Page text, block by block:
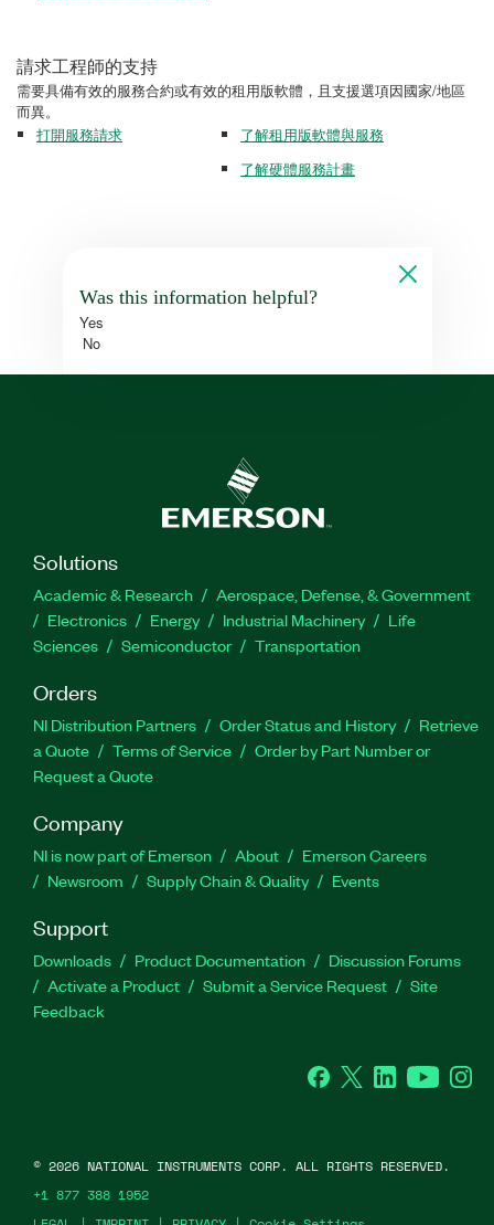
請求工程師的支持
需要具備有效的服務合約或有效的租用版軟體，且支援選項因國家/地區
而異。
打開服務請求
了解租用版軟體與服務
了解硬體服務計畫
Was this information helpful?
Yes
No
Solutions
Academic & Research
Aerospace, Defense, & Government
Electronics
Energy Industrial Machinery
Life
Sciences
Semiconductor Transportation
Orders
NI Distribution Partners Order Status and History
Retrieve
a Quote
Terms of Service
Order by Part Number or
Request a Quote
Company
NI is now part of Emerson About
Emerson Careers
Newsroom
Supply Chain & Quality Events
Support
Downloads Product Documentation
Discussion Forums
Activate a Product
Submit a Service Request
Site
Feedback
Facebook
Twitter LinkedInYouTube
© 2026 NATIONAL INSTRUMENTS CORP. ALL RIGHTS RESERVED.
+1 877 388 1952